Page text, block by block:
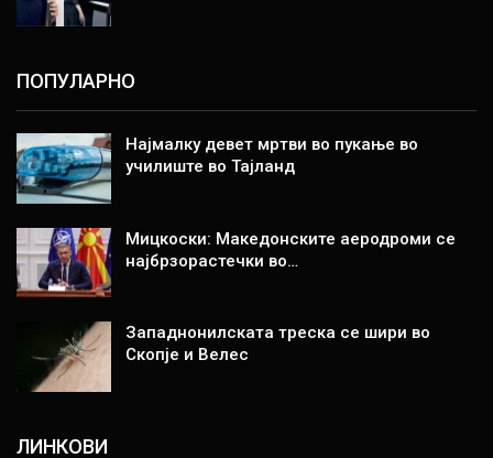
ПОПУЛАРНО
Најмалку девет мртви во пукање во
училиште во Тајланд
Мицкоски: Македонските аеродроми се
најбрзорастечки во…
Западнонилската треска се шири во
Скопје и Велес
ЛИНКОВИ